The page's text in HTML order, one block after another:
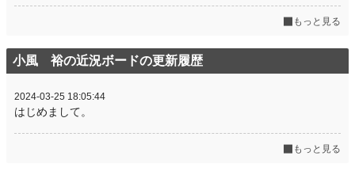
もっと見る
小風 裕の近況ボードの更新履歴
2024-03-25 18:05:44
はじめまして。
もっと見る